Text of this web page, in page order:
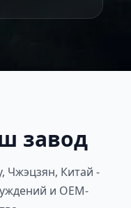
завод
Чжэцзян, Китай -
и OEM-